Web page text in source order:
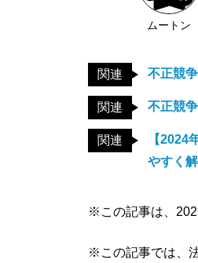
ムートン
関連 不正競
関連 不正競
関連
【2024
やすく解
※この記事は、
※この記事では、